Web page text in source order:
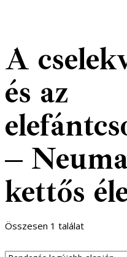
A
és az
–
kettős
Összesen 1 találat